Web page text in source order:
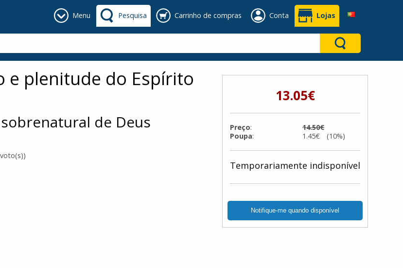
Menu Pesquisa Carrinho de compras Conta Lojas
e plenitude do Espírito
de Deus
13.05€
Preço:
14.50€
Poupa: 1.45€ (10%)
Temporariamente indisponível